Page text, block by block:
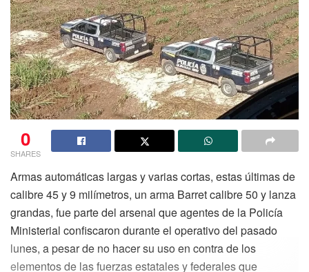
0
SHARES
Armas automáticas largas y varias cortas, estas últimas de
calibre 45 y 9 milímetros, un arma Barret calibre 50 y lanza
grandas, fue parte del arsenal que agentes de la Policía
Ministerial confiscaron durante el operativo del pasado
lunes, a pesar de no hacer su uso en contra de los
elementos de las fuerzas estatales y federales que